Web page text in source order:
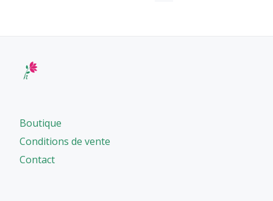
Boutique
Conditions de vente
Contact